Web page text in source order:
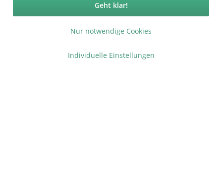
Nur notwendige Cookies
Geht klar!
Individuelle Einstellungen